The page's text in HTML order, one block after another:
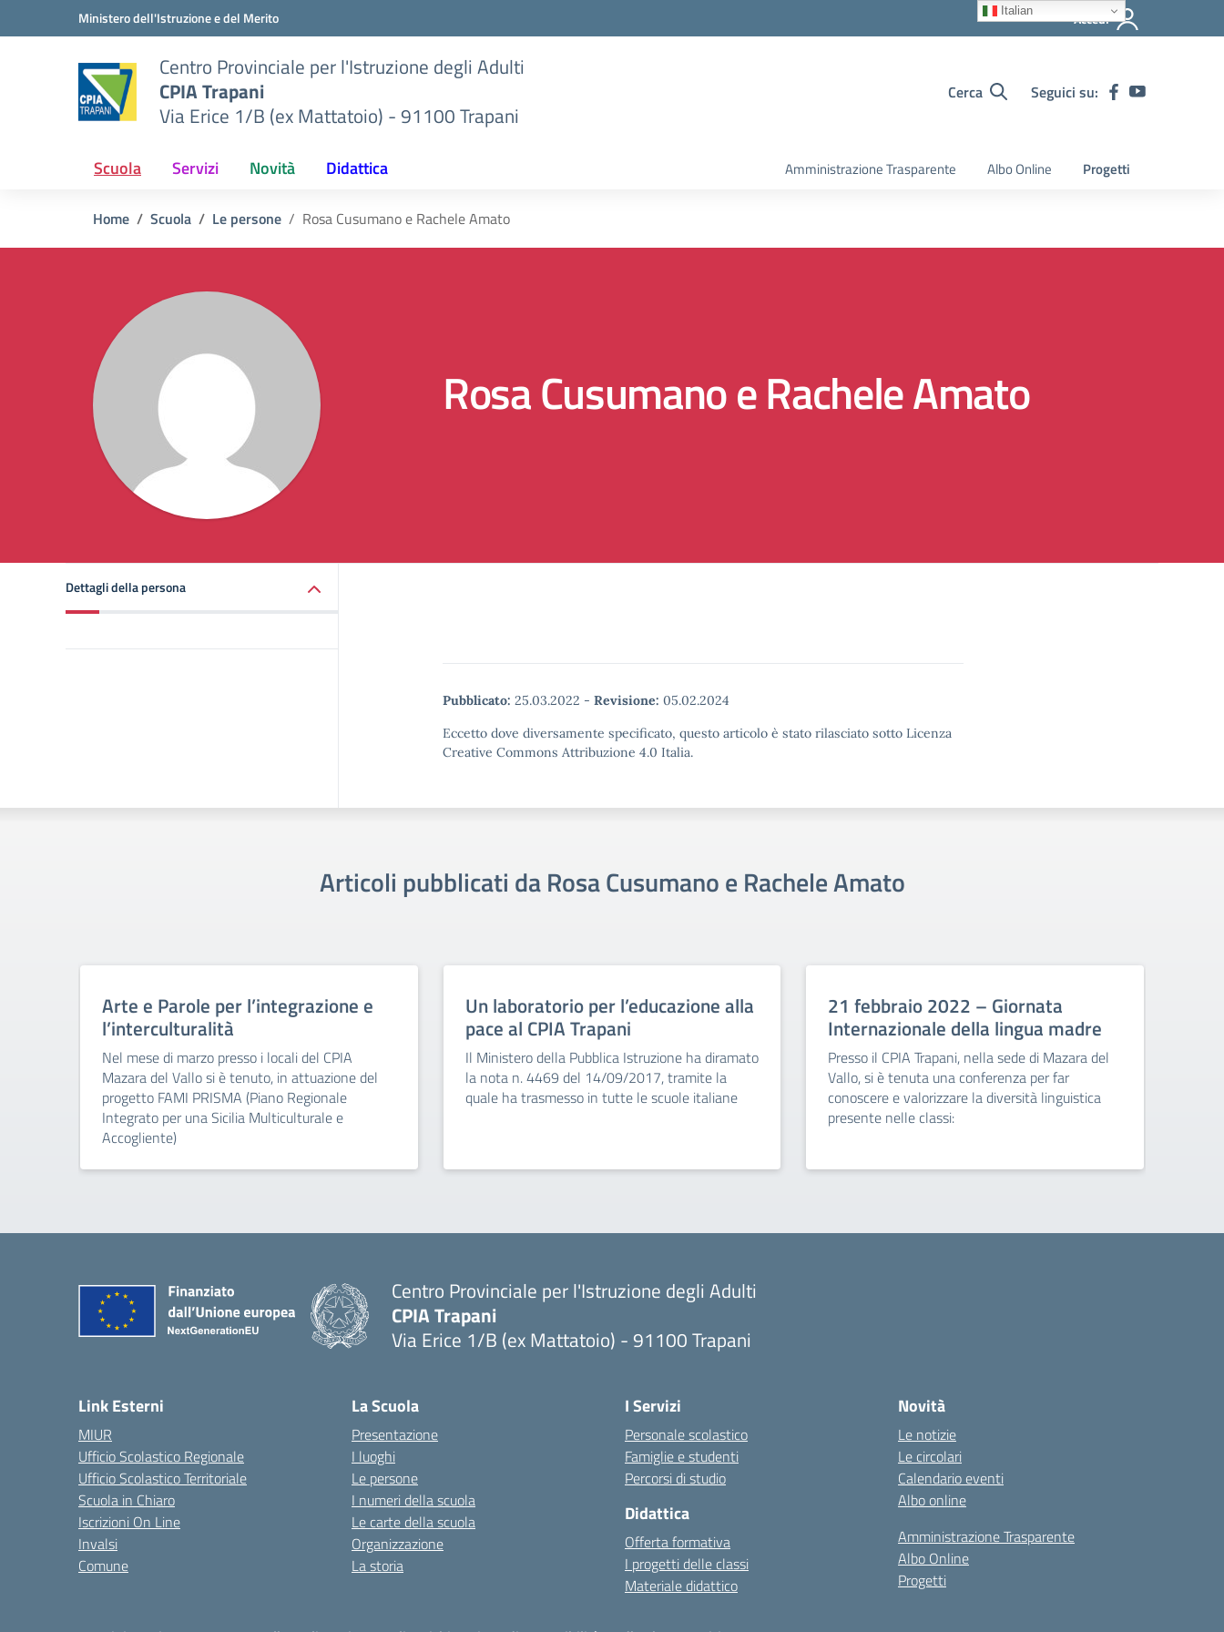
Vai ai contenuti
Vai al menu di navigazioneMinistero dell'Istruzione e del Merito Accedi
Centro Provinciale per l'Istruzione degli Adulti
CPIA Trapani
Via Erice 1/B (ex Mattatoio) - 91100 Trapani
Cerca Seguici su:
Scuola Servizi Novità Didattica Amministrazione Trasparente Albo Online Progetti
Home Scuola Le persone Rosa Cusumano e Rachele Amato
Rosa Cusumano e Rachele Amato
Dettagli della persona
Pubblicato: 25.03.2022 - Revisione: 05.02.2024
Eccetto dove diversamente specificato, questo articolo è stato rilasciato sotto Licenza
Creative Commons Attribuzione 4.0 Italia.
Articoli pubblicati da Rosa Cusumano e Rachele Amato
Arte e Parole per l’integrazione e
l’interculturalità
Nel mese di marzo presso i locali del CPIA
Mazara del Vallo si è tenuto, in attuazione del
progetto FAMI PRISMA (Piano Regionale
Integrato per una Sicilia Multiculturale e
Accogliente)
Un laboratorio per l’educazione alla
pace al CPIA Trapani
Il Ministero della Pubblica Istruzione ha diramato
la nota n. 4469 del 14/09/2017, tramite la
quale ha trasmesso in tutte le scuole italiane
21 febbraio 2022 – Giornata
Internazionale della lingua madre
Presso il CPIA Trapani, nella sede di Mazara del
Vallo, si è tenuta una conferenza per far
conoscere e valorizzare la diversità linguistica
presente nelle classi:
Centro Provinciale per l'Istruzione degli Adulti
CPIA Trapani
Via Erice 1/B (ex Mattatoio) - 91100 Trapani
Link Esterni
MIUR
Ufficio Scolastico Regionale
Ufficio Scolastico Territoriale
Scuola in Chiaro
Iscrizioni On Line
Invalsi
Comune
La Scuola
Presentazione
I luoghi
Le persone
I numeri della scuola
Le carte della scuola
Organizzazione
La storia
I Servizi
Personale scolastico
Famiglie e studenti
Percorsi di studio
Didattica
Offerta formativa
I progetti delle classi
Materiale didattico
Novità
Le notizie
Le circolari
Calendario eventi
Albo online
Amministrazione Trasparente
Albo Online
Progetti
Italian